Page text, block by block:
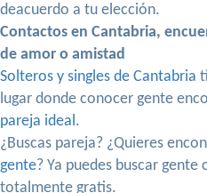
deacuerdo a tu elección.
Contactos en Cantabria,
de amor o amistad
Solteros y singles de Cantabria
lugar donde conocer gente
pareja ideal.
¿Buscas pareja? ¿Quieres
gente? Ya puedes buscar
totalmente gratis.